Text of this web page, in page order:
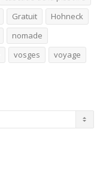
Gratuit
Hohneck
nomade
vosges voyage